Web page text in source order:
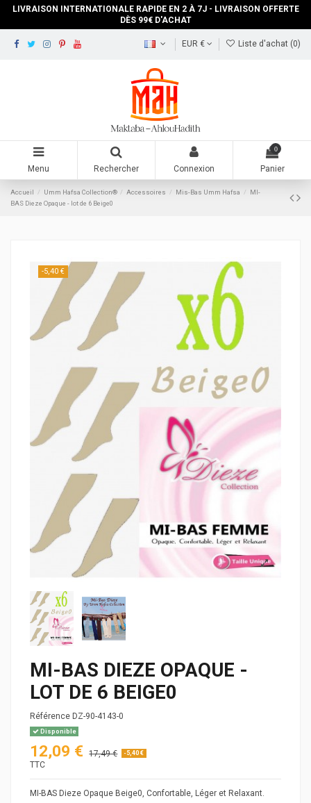
LIVRAISON INTERNATIONALE RAPIDE EN 2 À 7J - LIVRAISON OFFERTE
DÈS 99€ D'ACHAT
EUR € Liste d'achat (0)
Menu Rechercher Connexion
0
Panier
Accueil ‎Umm Hafsa Collection® Accessoires Mis-Bas Umm Hafsa
MI-
BAS Dieze Opaque - lot de 6 Beige0
-5,40 €
MI-BAS DIEZE OPAQUE -
LOT DE 6 BEIGE0
Référence DZ-90-4143-0
Disponible
12,09 € 17,49 € -5,40 €
TTC
MI-BAS Dieze Opaque Beige0, Confortable, Léger et Relaxant.